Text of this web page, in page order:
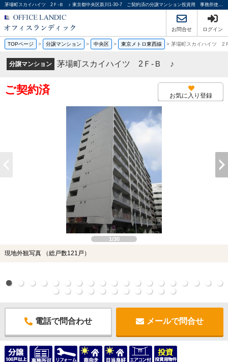
茅場町スカイハイツ 2Ｆ-Ｂ ♪ 東京都中央区新川1-30-7 ご契約済の分譲マンション投資用 事務所使用可 １Ｒ｜オフィスランディック株式会社
お問合せ ログイン
TOPページ > 分譲マンション > 中央区 > 東京メトロ東西線 > 茅場町スカイハイツ 2
分譲マンション 茅場町スカイハイツ 2Ｆ-Ｂ ♪
ご契約済 お気に入り登録
1/30
現地外観写真 （総戸数121戸）
電話で問合わせ メールで問合せ